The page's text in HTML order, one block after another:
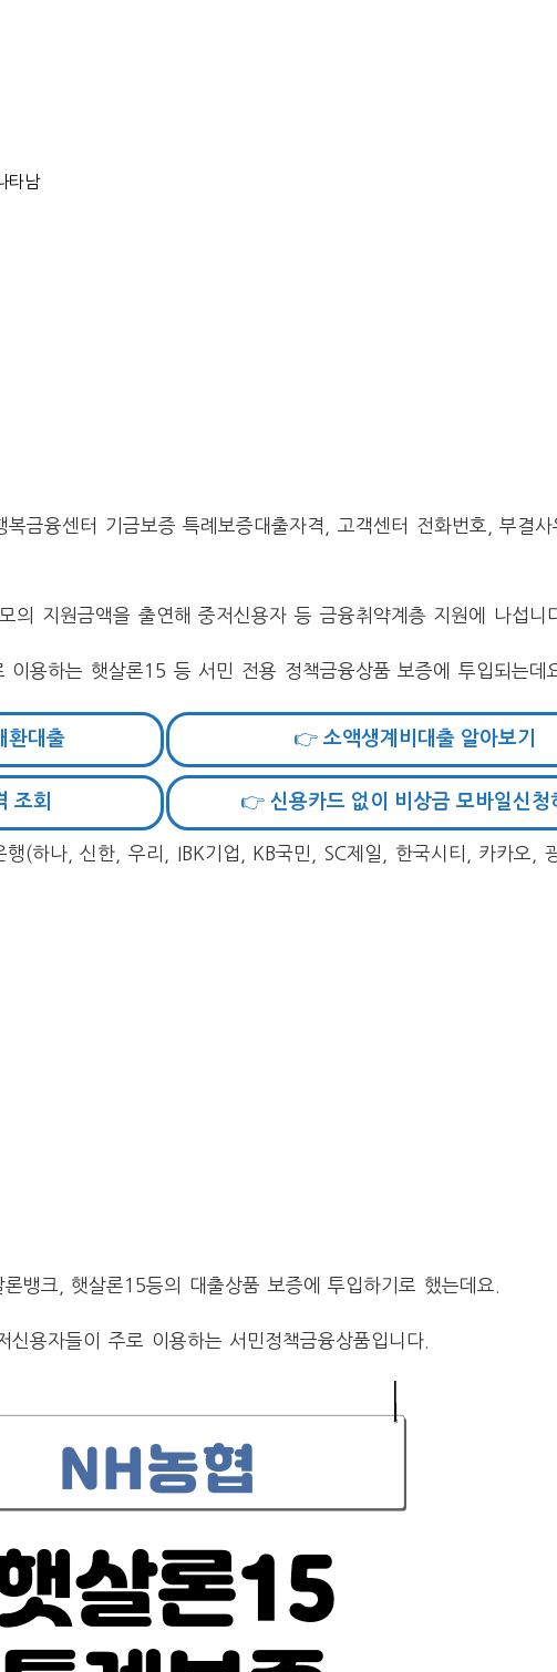
타남
금융센터 기금보증 특례보증대출자격, 고객센터 전화번호, 부결
의 지원금액을 출연해 중저신용자 등 금융취약계층 지원에 나섭니
용하는 햇살론15 등 서민 전용 정책금융상품 보증에 투입되는데
환대출 👉 소액생계비대출 알아보기
조회 👉 신용카드 없이 비상금 모바일신청
(하나, 신한, 우리, IBK기업, KB국민, SC제일, 한국시티, 카카오,
뱅크, 햇살론15등의 대출상품 보증에 투입하기로 했는데요.
용자들이 주로 이용하는 서민정책금융상품입니다.